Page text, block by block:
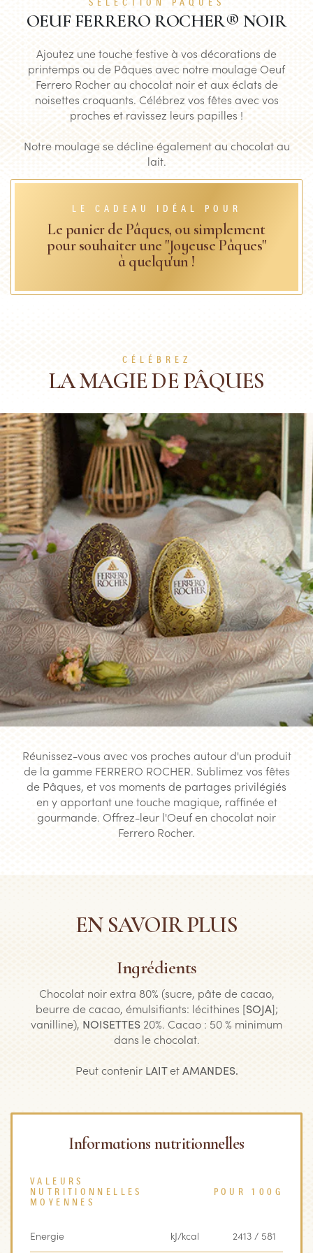
SÉLECTION PÂQUES
OEUF FERRERO ROCHER® NOIR
Ajoutez une touche festive à vos décorations de
printemps ou de Pâques avec notre moulage Oeuf
Ferrero Rocher au chocolat noir et aux éclats de
noisettes croquants. Célébrez vos fêtes avec vos
proches et ravissez leurs papilles !
Notre moulage se décline également au chocolat au
lait.
LE CADEAU IDÉAL POUR
Le panier de Pâques, ou simplement
pour souhaiter une "Joyeuse Pâques"
à quelqu'un !
CÉLÉBREZ
LA MAGIE DE PÂQUES
Réunissez-vous avec vos proches autour d'un produit
de la gamme FERRERO ROCHER. Sublimez vos fêtes
de Pâques, et vos moments de partages privilégiés
en y apportant une touche magique, raffinée et
gourmande. Offrez-leur l'Oeuf en chocolat noir
Ferrero Rocher.
EN SAVOIR PLUS
Ingrédients
Chocolat noir extra 80% (sucre, pâte de cacao,
beurre de cacao, émulsifiants: lécithines [SOJA];
vanilline), NOISETTES 20%. Cacao : 50 % minimum
dans le chocolat.
Peut contenir LAITetAMANDES.
Informations nutritionnelles
VALEURS
NUTRITIONNELLES
MOYENNES
POUR 100G
Energie kJ/kcal 2413 / 581